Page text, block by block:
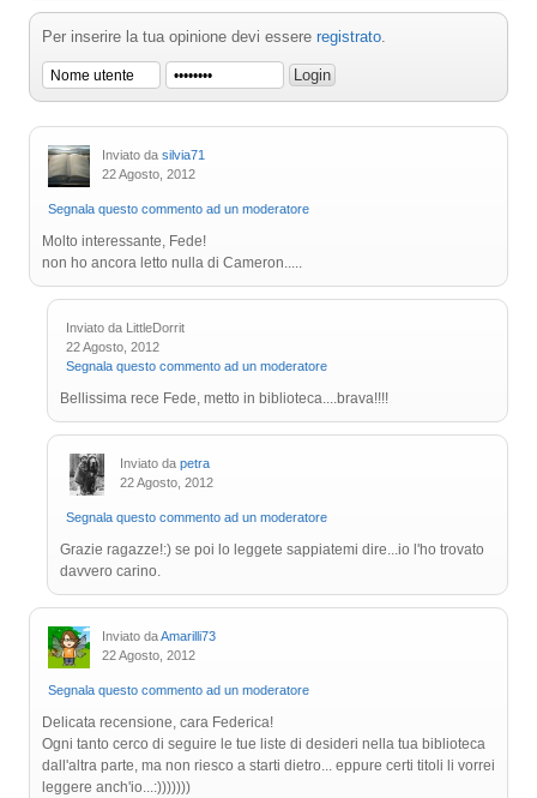
Per inserire la tua opinione devi essere registrato.
Inviato da silvia71
22 Agosto, 2012
Segnala questo commento ad un moderatore
Molto interessante, Fede!
non ho ancora letto nulla di Cameron.....
Inviato da LittleDorrit
22 Agosto, 2012
Segnala questo commento ad un moderatore
Bellissima rece Fede, metto in biblioteca....brava!!!!
Inviato da petra
22 Agosto, 2012
Segnala questo commento ad un moderatore
Grazie ragazze!:) se poi lo leggete sappiatemi dire...io l'ho trovato
davvero carino.
Inviato daAmarilli73
22 Agosto, 2012
Segnala questo commento ad un moderatore
Delicata recensione, cara Federica!
Ogni tanto cerco di seguire le tue liste di desideri nella tua biblioteca
dall'altra parte, ma non riesco a starti dietro... eppure certi titoli li vorrei
leggere anch'io...:)))))))